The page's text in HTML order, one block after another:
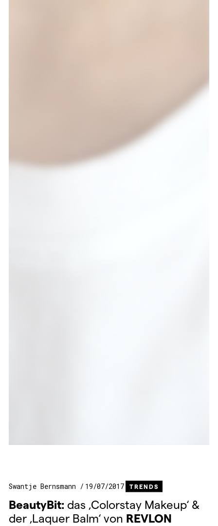
Swantje Bernsmann 19/07/2017 TRENDS
BeautyBit: das ‚Colorstay Makeup‘ &
der ‚Laquer Balm‘ von REVLON